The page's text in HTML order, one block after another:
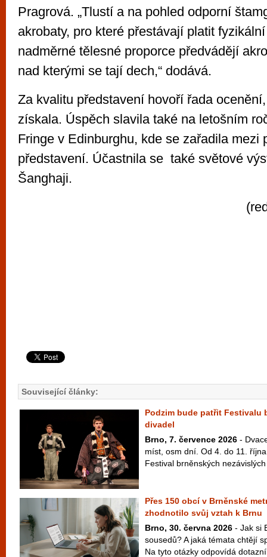
Pragrová. „Tlustí a na pohled odporní
akrobaty, pro které přestávají platit
nadměrné tělesné proporce předvádějí
nad kterými se tají dech,“ dodává.
Za kvalitu představení hovoří řada
získala. Úspěch slavila také na letošním
Fringe v Edinburghu, kde se zařadila mezi
představení. Účastnila se také světové
Šanghaji.
Související články:
Podzim bude patřit Festivalu
divadel
Brno, 7. července 2026 -
míst, osm dní. Od 4. do 11.
Festival brněnských
Přes 150 obcí v Brněnské
zhodnotilo svůj vztah k Brnu
Brno, 30. června 2026 - Jak si
sousedů? A jaká témata chtějí
Na tyto otázky odpovídá